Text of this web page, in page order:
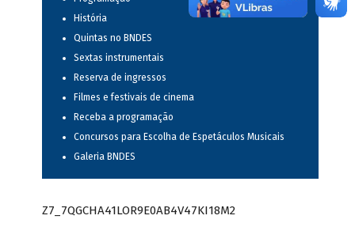
História
Quintas no BNDES
Sextas instrumentais
Reserva de ingressos
Filmes e festivais de cinema
Receba a programação
Concursos para Escolha de Espetáculos Musicais
Galeria BNDES
Z7_7QGCHA41LOR9E0AB4V47KI18M2